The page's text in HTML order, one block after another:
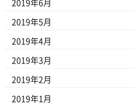
2019年6月
2019年5月
2019年4月
2019年3月
2019年2月
2019年1月